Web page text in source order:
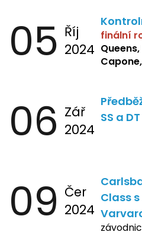
05 Říj
2024
finální
06 Zář
2024
SS a DT
09 Čer
2024
Class